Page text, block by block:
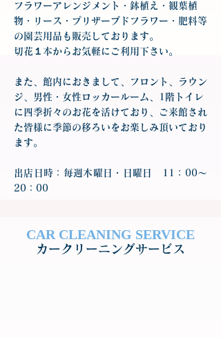
フラワーアレンジメント・鉢植え・観葉植
物・リース・プリザーブドフラワー・肥料等
の園芸用品も販売しております。
切花１本からお気軽にご利用下さい。
また、館内におきまして、フロント、ラウン
ジ、男性・女性ロッカールーム、1階トイレ
に四季折々のお花を活けており、ご来館され
た皆様に季節の移ろいをお楽しみ頂いており
ます。
出店日時：毎週木曜日・日曜日 11：00〜
20：00
CAR CLEANING SERVICE
カークリーニングサービス